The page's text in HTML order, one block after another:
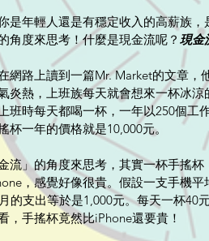
是年輕人還是有穩定收入的高薪族
角度來思考！什麼是現金流呢？ 現金
網路上讀到一篇Mr. Market的文章，
炎熱，上班族每天就會想來一杯冰
班時每天都喝一杯，一年以250個工
杯一年的價格就是10,000元。
流」的角度來思考，其實一杯手搖
，感覺好像很貴。假設一支手機
的支出等於是1,000元。每天一杯40
，手搖杯竟然比iPhone還要貴！